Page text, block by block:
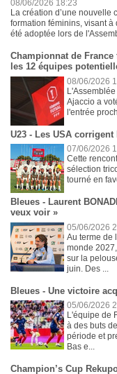
08/06/2026 18:23
La création d’une nouvelle
formation féminins, visant à
été adoptée lors de
Championnat de
les 12 équipes
08/06/2026
Ajaccio a
l'entrée
U23 - Les USA corrigent
07/06/2026
Cette
sélection
tourné en
Bleues - Laurent
veux voir »
05/06/2026
Au terme de
monde
sur la
juin. Des ...
Bleues - Une victoire
05/06/2026
L'équipe de
à des buts
période et
Bas e...
Champion’s Cup